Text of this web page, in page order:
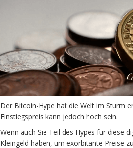
Der Bitcoin-Hype hat die Welt im Sturm
Einstiegspreis kann jedoch hoch sein.
Wenn auch Sie Teil des Hypes für diese
Kleingeld haben, um exorbitante Preise